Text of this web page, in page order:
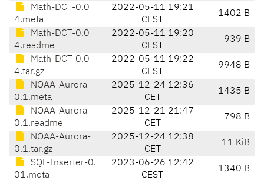
Math-DCT-0.0
4.meta
2022-05-11 19:21
CEST
1402 B
Math-DCT-0.0
4.readme
2022-05-11 19:20
CEST
939 B
Math-DCT-0.0
4.tar.gz
2022-05-11 19:22
CEST
9948 B
NOAA-Aurora-
0.1.meta
2025-12-24 12:36
CET
1435 B
NOAA-Aurora-
0.1.readme
2025-12-21 21:47
CET
798 B
NOAA-Aurora-
0.1.tar.gz
2025-12-24 12:38
CET
11 KiB
SQL-Inserter-0.
01.meta
2023-06-26 12:42
CEST
1340 B